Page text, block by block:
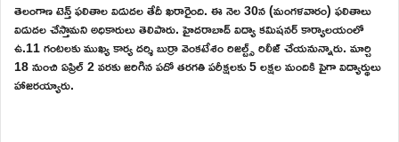
తెలంగాణ టెన్త్ ఫలితాల విడుదల తేదీ ఖరారైంది. ఈ నెల 30న (మంగళవారం) ఫలితాలు
విడుదల చేస్తామని అధికారులు తెలిపారు. హైదరాబాద్ విద్యా కమిషనర్ కార్యాలయంలో
ఉ.11 గంటలకు ముఖ్య కార్య దర్శి బుర్రా వెంకటేశం రిజల్ట్స్ రిలీజ్ చేయనున్నారు. మార్చి
18 నుంచి ఏప్రిల్ 2 వరకు జరిగిన పదో తరగతి పరీక్షలకు 5 లక్షల మందికి పైగా విద్యార్థులు
హాజరయ్యారు.